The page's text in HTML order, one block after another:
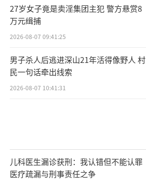
27岁女子竟是卖淫集团主犯 警方悬赏8
万元缉捕
2026-08-07 09:41:25
男子杀人后逃进深山21年活得像野人 村
民一句话牵出线索
2026-08-07 10:41:31
儿科医生漏诊获刑：我认错但不能认罪
医疗疏漏与刑事责任之争